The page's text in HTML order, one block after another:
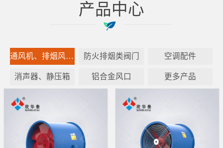
产品中心
通风机、排烟风机设备 防火排烟类阀门 空调配件
消声器、静压箱 铝合金风口 更多产品